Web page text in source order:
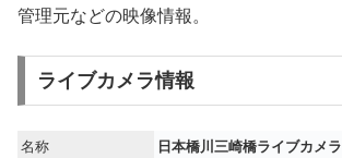
管理元などの映像情報。
ライブカメラ情報
名称 日本橋川三崎橋ライブカメラ